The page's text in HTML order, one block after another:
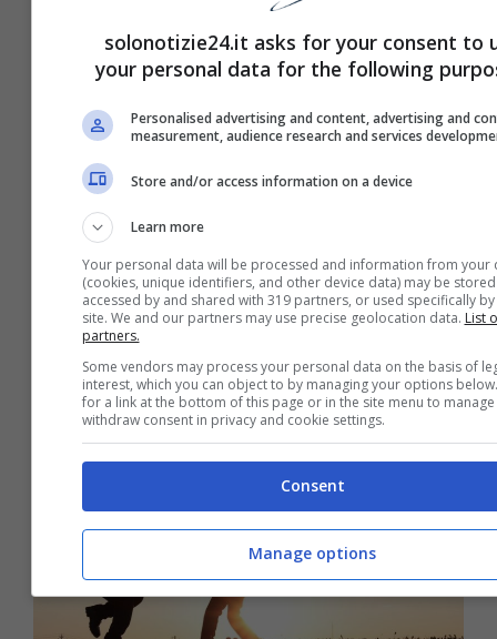
Come sconfiggere la cellulite: gli
esercizi giusti per eliminarla
solonotizie24.it asks for your consent to
your personal data for the following
Personalised advertising and content, advertising and
measurement, audience research and services
Store and/or access information on a device
Learn more
Your personal data will be processed and information from your
(cookies, unique identifiers, and other device data) may be
accessed by and shared with 319 partners, or used specifically
site. We and our partners may use precise geolocation data. List
partners.
Some vendors may process your personal data on the basis of
interest, which you can object to by managing your options
for a link at the bottom of this page or in the site menu to
withdraw consent in privacy and cookie settings.
Consent
Manage options